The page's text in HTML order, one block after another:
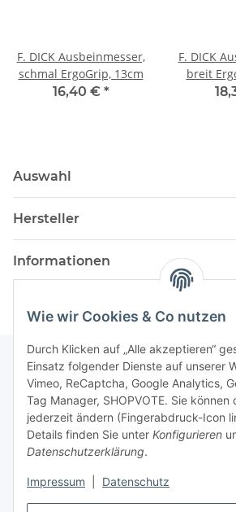
Wie wir Cookies & Co nutzen
Durch Klicken auf „Alle akzeptieren“
Einsatz folgender Dienste auf unserer
Vimeo, ReCaptcha, Google Analytics,
Tag Manager, SHOPVOTE. Sie können
jederzeit ändern (Fingerabdruck-Icon
Details finden Sie unter Konfigurieren
Datenschutzerklärung.
Impressum Datenschutz
F. DICK Ausbeinmesser,
schmal ErgoGrip, 13cm
16,40 € *
F. DICK
breit
Auswahl
Hersteller
Informationen
Newsletter
Bitte senden Sie mir
Datenschutzerklärungregelmäßig und